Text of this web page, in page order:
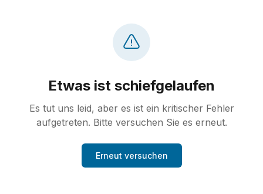
Etwas ist schiefgelaufen
Es tut uns leid, aber es ist ein kritischer Fehler
aufgetreten. Bitte versuchen Sie es erneut.
Erneut versuchen